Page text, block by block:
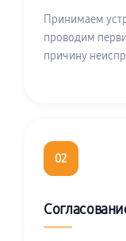
Принимаем
проводим
причину
02